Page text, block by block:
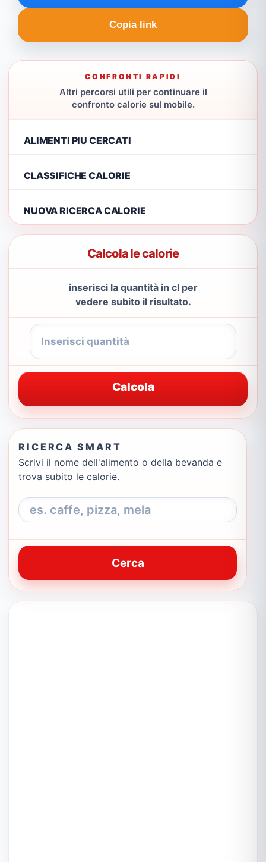
Copia link
CONFRONTI RAPIDI
Altri percorsi utili per continuare il
confronto calorie sul mobile.
ALIMENTI PIU CERCATI
CLASSIFICHE CALORIE
NUOVA RICERCA CALORIE
Calcola le calorie
inserisci la quantità in cl per
vedere subito il risultato.
Calcola
RICERCA SMART
Scrivi il nome dell'alimento o della bevanda e
trova subito le calorie.
Cerca